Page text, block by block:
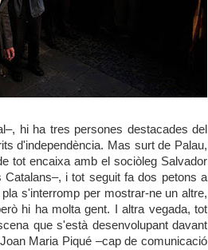
hi ha tres persones destacades del
d'independència. Mas surt de Palau,
tot encaixa amb el sociòleg Salvador
i tot seguit fa dos petons a
s'interromp per mostrar-ne un altre,
hi ha molta gent. I altra vegada, tot
que s'està desenvolupant davant
Maria Piqué –cap de comunicació